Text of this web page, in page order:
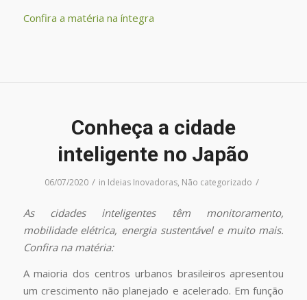
Confira a matéria na íntegra
Conheça a cidade
inteligente no Japão
06/07/2020 / in Ideias Inovadoras, Não categorizado /
As cidades inteligentes têm monitoramento,
mobilidade elétrica, energia sustentável e muito mais.
Confira na matéria:
A maioria dos centros urbanos brasileiros apresentou
um crescimento não planejado e acelerado. Em função